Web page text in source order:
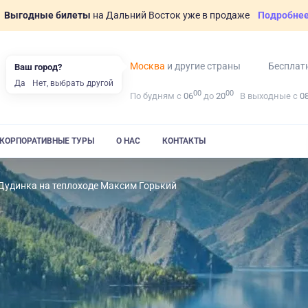
Выгодные билеты на Дальний Восток уже в продаже
Москва и другие страны
По будням с 0600 до 2000 В выходные с
КОРПОРАТИВНЫЕ ТУРЫ О НАС КОНТАКТЫ
на теплоходе Максим Горький
Ваш город?
Да Нет, выбрать другой